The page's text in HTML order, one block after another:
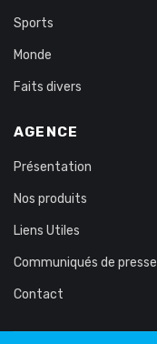
Sports
Monde
Faits divers
AGENCE
Présentation
Nos produits
Liens Utiles
Communiqués de presse
Contact